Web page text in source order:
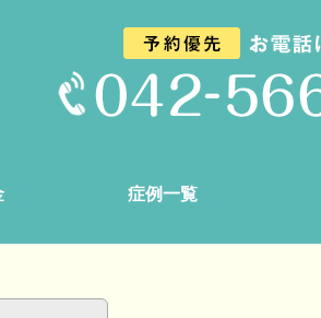
症例一覧